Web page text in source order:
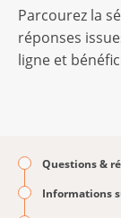
Parcourez la
réponses
ligne et
Questions &
Informations